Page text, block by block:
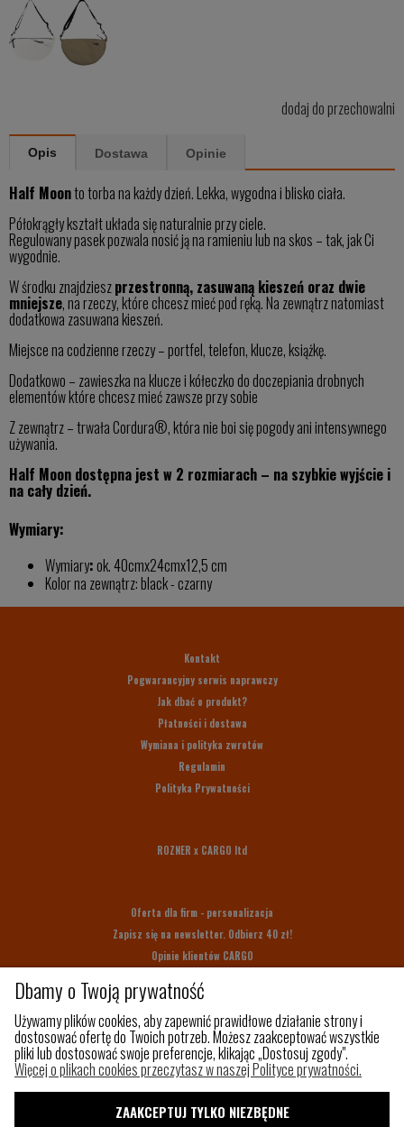
dodaj do przechowalni
Opis Dostawa Opinie
Half Moonto torba na każdy dzień. Lekka, wygodna i blisko ciała.
Półokrągły kształt układa się naturalnie przy ciele.
Regulowany pasek pozwala nosić ją na ramieniu lub na skos – tak, jak Ci
wygodnie.
W środku znajdzieszprzestronną, zasuwaną kieszeń oraz dwie
mniejsze, na rzeczy, które chcesz mieć pod ręką. Na zewnątrz natomiast
dodatkowa zasuwana kieszeń.
Miejsce na codzienne rzeczy – portfel, telefon, klucze, książkę.
Dodatkowo – zawieszka na klucze i kółeczko do doczepiania drobnych
elementów które chcesz mieć zawsze przy sobie
Z zewnątrz – trwała Cordura®, która nie boi się pogody ani intensywnego
używania.
Half Moon dostępna jest w 2 rozmiarach – na szybkie wyjście i
na cały dzień.
Wymiary:
Wymiary:ok. 40cmx24cmx12,5 cm
Kolor na zewnątrz: black - czarny
Kontakt
Pogwarancyjny serwis naprawczy
Jak dbać o produkt?
Płatności i dostawa
Wymiana i polityka zwrotów
Regulamin
Polityka Prywatności
ROZNER x CARGO ltd
Oferta dla firm - personalizacja
Zapisz się na newsletter. Odbierz 40 zł!
Opinie klientów CARGO
Na prezent
Z czego szyjemy
Paleta kolorów
Dbamy o Twoją prywatność
Używamy plików cookies, aby zapewnić prawidłowe działanie strony i
dostosować ofertę do Twoich potrzeb. Możesz zaakceptować wszystkie
pliki lub dostosować swoje preferencje, klikając „Dostosuj zgody".
Więcej o plikach cookies przeczytasz w naszej Polityce prywatności.
ZAAKCEPTUJ TYLKO NIEZBĘDNE